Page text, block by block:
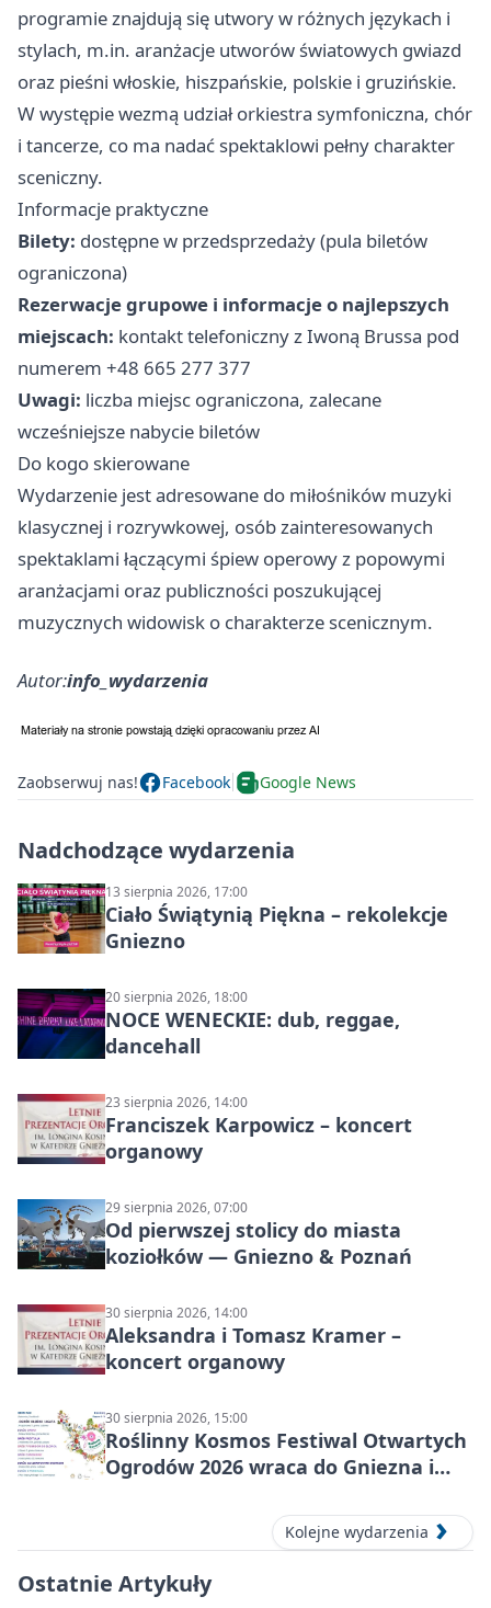
programie znajdują się utwory w różnych językach i
stylach, m.in. aranżacje utworów światowych gwiazd
oraz pieśni włoskie, hiszpańskie, polskie i gruzińskie.
W występie wezmą udział orkiestra symfoniczna, chór
i tancerze, co ma nadać spektaklowi pełny charakter
sceniczny.
Informacje praktyczne
Bilety: dostępne w przedsprzedaży (pula biletów
ograniczona)
Rezerwacje grupowe i informacje o najlepszych
miejscach: kontakt telefoniczny z Iwoną Brussa pod
numerem +48 665 277 377
Uwagi: liczba miejsc ograniczona, zalecane
wcześniejsze nabycie biletów
Do kogo skierowane
Wydarzenie jest adresowane do miłośników muzyki
klasycznej i rozrywkowej, osób zainteresowanych
spektaklami łączącymi śpiew operowy z popowymi
aranżacjami oraz publiczności poszukującej
muzycznych widowisk o charakterze scenicznym.
Autor:info_wydarzenia
Zaobserwuj nas! Facebook Google News
Nadchodzące wydarzenia
13 sierpnia 2026, 17:00
Ciało Świątynią Piękna – rekolekcje
Gniezno
20 sierpnia 2026, 18:00
NOCE WENECKIE: dub, reggae,
dancehall
23 sierpnia 2026, 14:00
Franciszek Karpowicz – koncert
organowy
29 sierpnia 2026, 07:00
Od pierwszej stolicy do miasta
koziołków — Gniezno & Poznań
30 sierpnia 2026, 14:00
Aleksandra i Tomasz Kramer –
koncert organowy
30 sierpnia 2026, 15:00
Roślinny Kosmos Festiwal Otwartych
Ogrodów 2026 wraca do Gniezna i
Kolejne wydarzenia
Ostatnie Artykuły